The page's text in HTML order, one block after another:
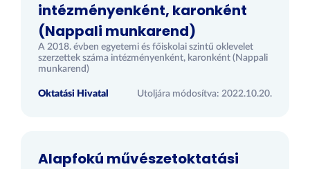
intézményenként, karonként
(Nappali munkarend)
A 2018. évben egyetemi és főiskolai szintű oklevelet
szerzettek száma intézményenként, karonként (Nappali
munkarend)
Oktatási Hivatal Utoljára módosítva: 2022.10.20.
Alapfokú művészetoktatási